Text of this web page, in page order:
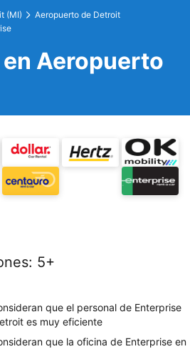
(MI)
Aeropuerto de Detroit
Aeropuerto
: 5+
que el personal de Enterprise
es muy eficiente
que la oficina de Enterprise en